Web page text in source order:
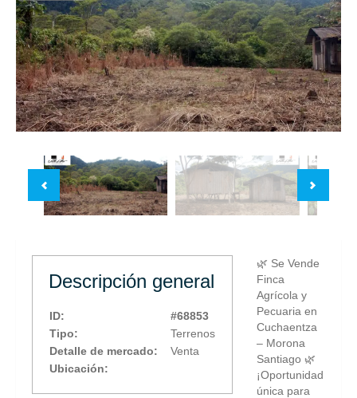
Descripción general
ID:
#68853
Tipo:
Terrenos
Detalle de mercado:
Venta
Ubicación:
🌿 Se Vende
Finca
Agrícola y
Pecuaria en
Cuchaentza
– Morona
Santiago 🌿
¡Oportunidad
única para